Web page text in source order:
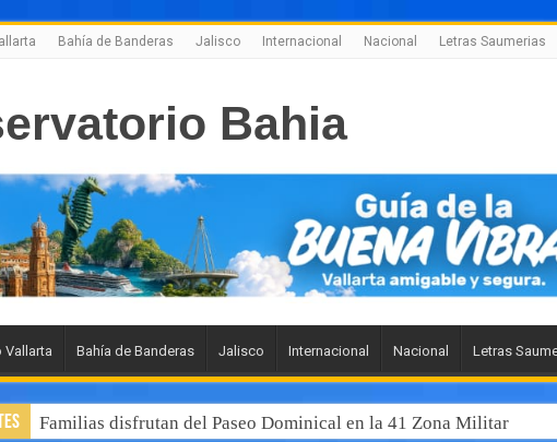
Bahía de Banderas Jalisco Internacional Nacional Letras Saumerias
Vallarta Bahía de Banderas Jalisco Internacional Nacional Letras
Familias disfrutan del Paseo Dominical en la 41 Zona Militar